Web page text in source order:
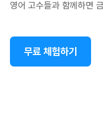
영어 고수들과 함께하면
무료 체험하기